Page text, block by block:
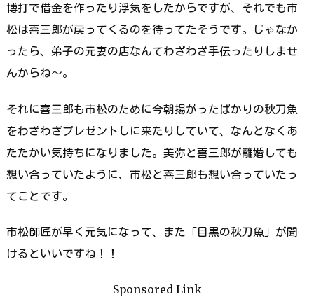
博打で借金を作ったり浮気をしたからですが、それでも市
松は喜三郎が戻ってくるのを待ってたそうです。じゃなか
ったら、弟子の元妻の店なんてわざわざ手伝ったりしませ
んからね～。
それに喜三郎も市松のために今朝揚がったばかりの秋刀魚
をわざわざプレゼントしに来たりしていて、なんとなくあ
たたかい気持ちになりました。美弥と喜三郎が離婚しても
想い合っていたように、市松と喜三郎も想い合っていたっ
てことです。
市松師匠が早く元気になって、また「目黒の秋刀魚」が聞
けるといいですね！！
Sponsored Link